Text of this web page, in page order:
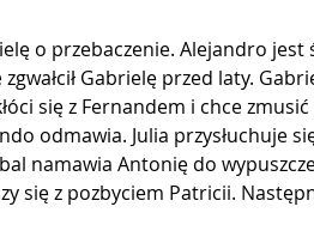
o przebaczenie. Alejandro
Gabrielę przed laty.
się z Fernandem i chce
odmawia. Julia przysłuchuje
namawia Antonię do
się z pozbyciem Patricii.